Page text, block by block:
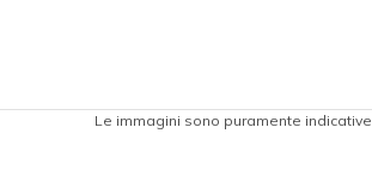
Le immagini sono puramente indicative